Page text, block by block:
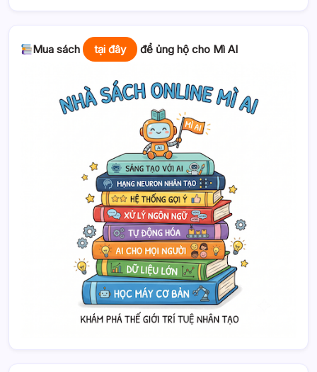
Mua sách tại đây để ủng hộ cho Mì AI